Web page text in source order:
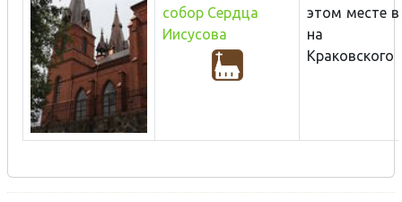
собор Сердца
Иисусова
этом месте в
на
Краковского